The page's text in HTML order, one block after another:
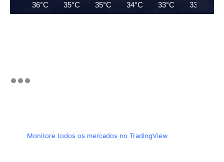
36°C 35°C 35°C 34°C 33°C 33°C
Monitore todos os mercados no TradingView